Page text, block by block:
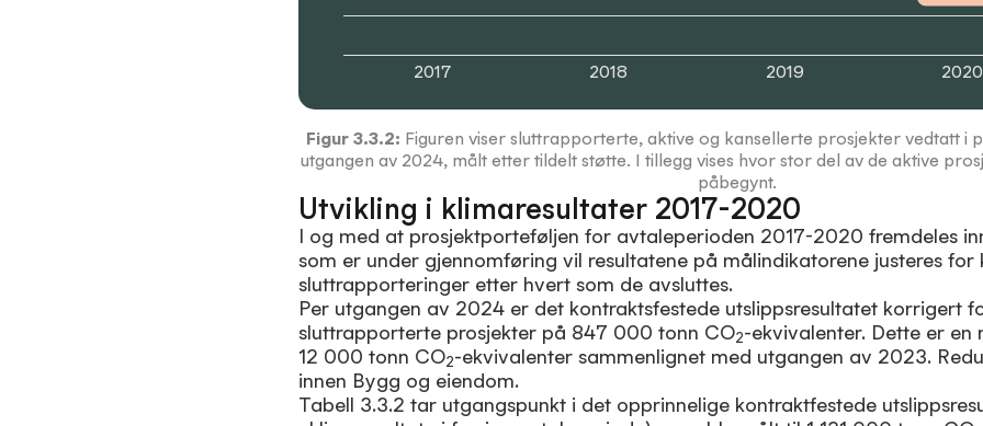
2017 2018 2019 2020
Figur 3.3.2: Figuren viser sluttrapporterte, aktive og kansellerte prosjekter vedtatt i
utgangen av 2024, målt etter tildelt støtte. I tillegg vises hvor stor del av de aktive
påbegynt.
Utvikling i klimaresultater 2017-2020
I og med at prosjektporteføljen for avtaleperioden 2017-2020 fremdeles
som er under gjennomføring vil resultatene på målindikatorene justeres for
sluttrapporteringer etter hvert som de avsluttes.
Per utgangen av 2024 er det kontraktsfestede utslippsresultatet korrigert
sluttrapporterte prosjekter på 847 000 tonn CO2-ekvivalenter. Dette er en
12 000 tonn CO2-ekvivalenter sammenlignet med utgangen av 2023.
innen Bygg og eiendom.
Tabell 3.3.2 tar utgangspunkt i det opprinnelige kontraktfestede